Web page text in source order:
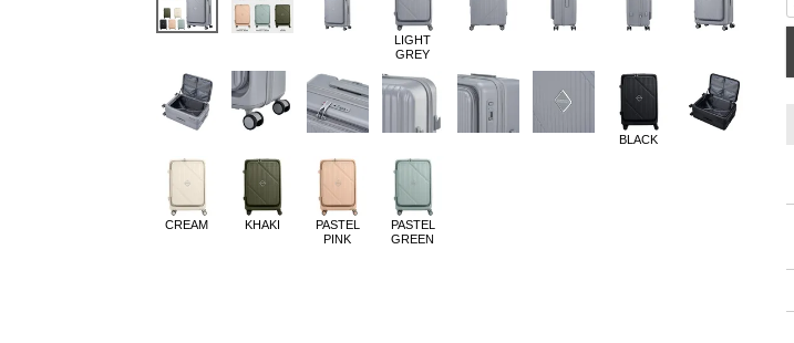
LIGHT
GREY
BLACK
CREAM KHAKI
PASTEL
PINK
PASTEL
GREEN